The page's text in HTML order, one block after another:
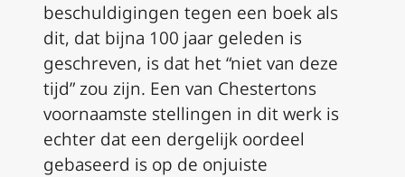
beschuldigingen tegen een boek als
dit, dat bijna 100 jaar geleden is
geschreven, is dat het “niet van deze
tijd” zou zijn. Een van Chestertons
voornaamste stellingen in dit werk is
echter dat een dergelijk oordeel
gebaseerd is op de onjuiste